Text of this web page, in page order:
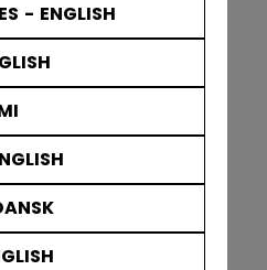
- ENGLISH